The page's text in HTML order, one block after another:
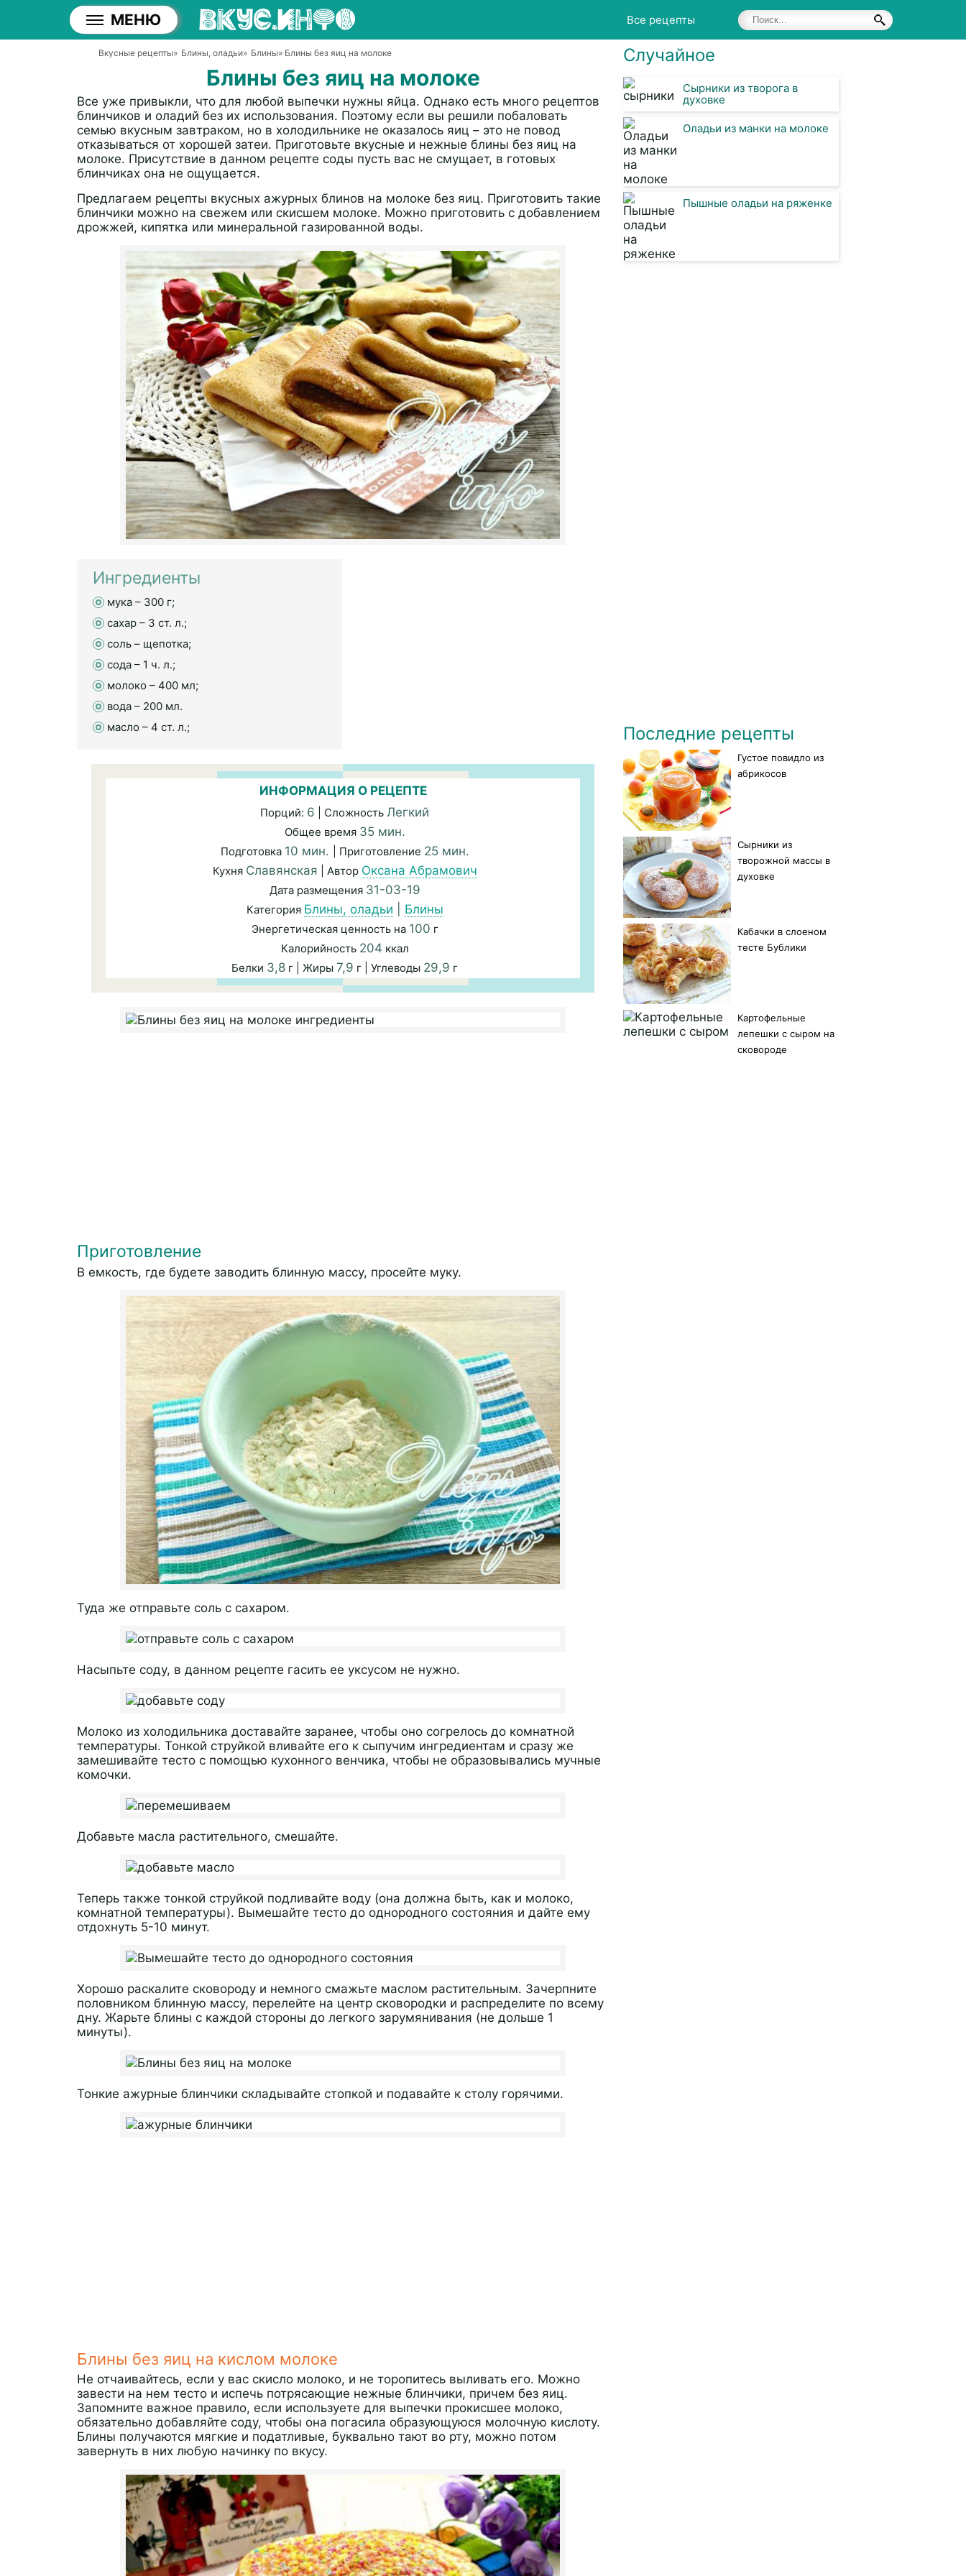
МЕНЮ Все рецепты
Вкусные рецепты» Блины, оладьи» Блины» Блины без яиц на молоке
Блины без яиц на молоке
Все уже привыкли, что для любой выпечки нужны яйца. Однако есть много рецептов
блинчиков и оладий без их использования. Поэтому если вы решили побаловать
семью вкусным завтраком, но в холодильнике не оказалось яиц – это не повод
отказываться от хорошей затеи. Приготовьте вкусные и нежные блины без яиц на
молоке. Присутствие в данном рецепте соды пусть вас не смущает, в готовых
блинчиках она не ощущается.
Предлагаем рецепты вкусных ажурных блинов на молоке без яиц. Приготовить такие
блинчики можно на свежем или скисшем молоке. Можно приготовить с добавлением
дрожжей, кипятка или минеральной газированной воды.
Ингредиенты
мука – 300 г;
сахар – 3 ст. л.;
соль – щепотка;
сода – 1 ч. л.;
молоко – 400 мл;
вода – 200 мл.
масло – 4 ст. л.;
ИНФОРМАЦИЯ О РЕЦЕПТЕ
Порций: 6 | Сложность Легкий
Общее время 35 мин.
Подготовка 10 мин. | Приготовление 25 мин.
Кухня Славянская | Автор Оксана Абрамович
Дата размещения 31-03-19
Категория Блины, оладьи Блины
Энергетическая ценность на 100 г
Калорийность 204 ккал
Белки 3,8 г | Жиры 7,9 г | Углеводы 29,9 г
Приготовление
В емкость, где будете заводить блинную массу, просейте муку.
Туда же отправьте соль с сахаром.
Насыпьте соду, в данном рецепте гасить ее уксусом не нужно.
Молоко из холодильника доставайте заранее, чтобы оно согрелось до комнатной
температуры. Тонкой струйкой вливайте его к сыпучим ингредиентам и сразу же
замешивайте тесто с помощью кухонного венчика, чтобы не образовывались мучные
комочки.
Добавьте масла растительного, смешайте.
Теперь также тонкой струйкой подливайте воду (она должна быть, как и молоко,
комнатной температуры). Вымешайте тесто до однородного состояния и дайте ему
отдохнуть 5-10 минут.
Хорошо раскалите сковороду и немного смажьте маслом растительным. Зачерпните
половником блинную массу, перелейте на центр сковородки и распределите по всему
дну. Жарьте блины с каждой стороны до легкого зарумянивания (не дольше 1
минуты).
Тонкие ажурные блинчики складывайте стопкой и подавайте к столу горячими.
Блины без яиц на кислом молоке
Не отчаивайтесь, если у вас скисло молоко, и не торопитесь выливать его. Можно
завести на нем тесто и испечь потрясающие нежные блинчики, причем без яиц.
Запомните важное правило, если используете для выпечки прокисшее молоко,
обязательно добавляйте соду, чтобы она погасила образующуюся молочную кислоту.
Блины получаются мягкие и податливые, буквально тают во рту, можно потом
завернуть в них любую начинку по вкусу.
Случайное
Сырники из творога в
духовке
Оладьи из манки на молоке
Пышные оладьи на ряженке
Последние рецепты
Густое повидло из
абрикосов
Сырники из
творожной массы в
духовке
Кабачки в слоеном
тесте Бублики
Картофельные
лепешки с сыром на
сковороде